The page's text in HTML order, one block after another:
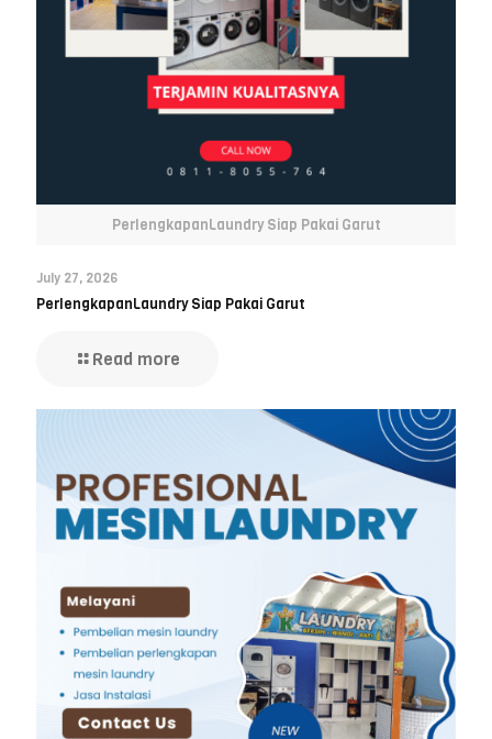
PerlengkapanLaundry Siap Pakai Garut
July 27, 2026
PerlengkapanLaundry Siap Pakai Garut
Read more